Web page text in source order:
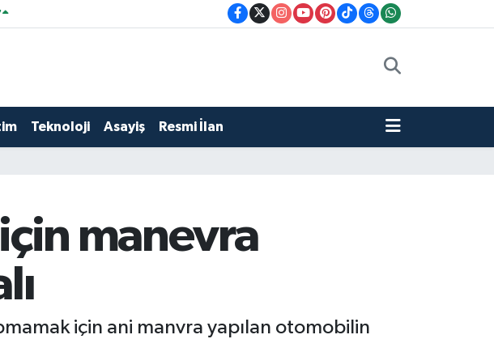
Teknoloji Asayiş Resmi İlan
manevra
için ani manvra yapılan otomobilin